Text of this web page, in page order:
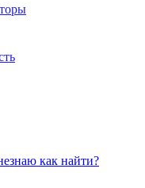
как найти?